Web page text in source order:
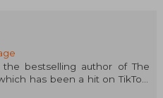
the bestselling author of The
has been a hit on TikTok,
She has been writing